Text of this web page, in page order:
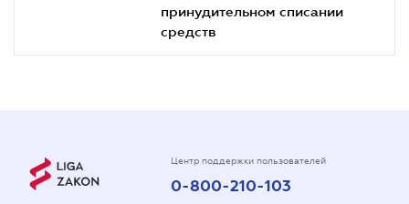
принудительном списании
средств
Центр поддержки пользователей
0-800-210-103